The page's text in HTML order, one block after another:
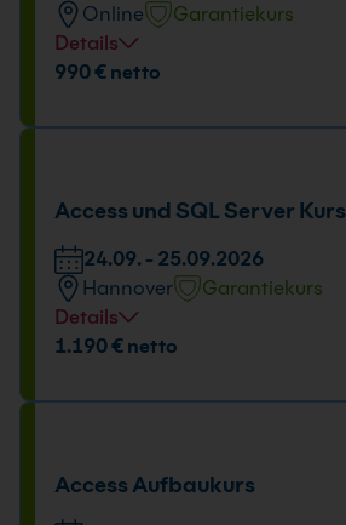
Online
Garantiekurs
Details
Tage und Uhrzeit
990 € netto
Access und SQL Server Kurs
24.09. - 25.09.2026
Hannover
Garantiekurs
Details
Veranstaltungsort
24.09. - 25.09.2026
1.190 € netto
Access Aufbaukurs